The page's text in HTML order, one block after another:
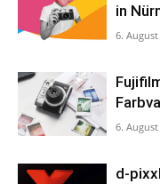
in
6. August
6. August
d-